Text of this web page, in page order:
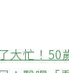
大忙！50